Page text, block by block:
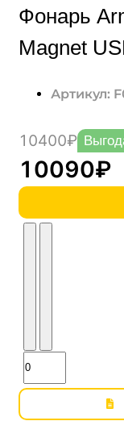
Фонарь
Magnet
Артикул:
10400₽
10090₽